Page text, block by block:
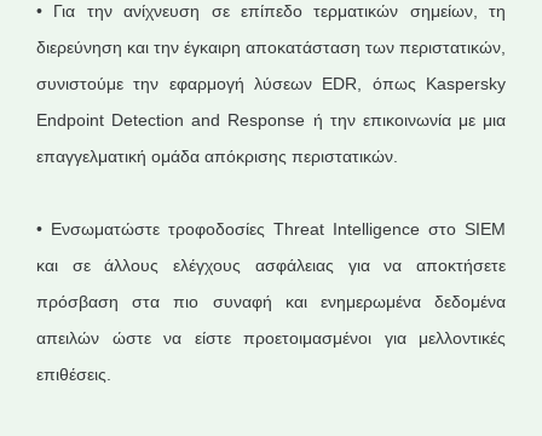
• Για την ανίχνευση σε επίπεδο τερματικών σημείων, τη
διερεύνηση και την έγκαιρη αποκατάσταση των περιστατικών,
συνιστούμε την εφαρμογή λύσεων EDR, όπως Kaspersky
Endpoint Detection and Response ή την επικοινωνία με μια
επαγγελματική ομάδα απόκρισης περιστατικών.
• Ενσωματώστε τροφοδοσίες Threat Intelligence στο SIEM
και σε άλλους ελέγχους ασφάλειας για να αποκτήσετε
πρόσβαση στα πιο συναφή και ενημερωμένα δεδομένα
απειλών ώστε να είστε προετοιμασμένοι για μελλοντικές
επιθέσεις.